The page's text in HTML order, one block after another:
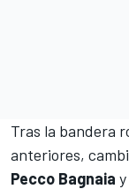
Tras la bandera
anteriores,
Pecco Bagnaia y